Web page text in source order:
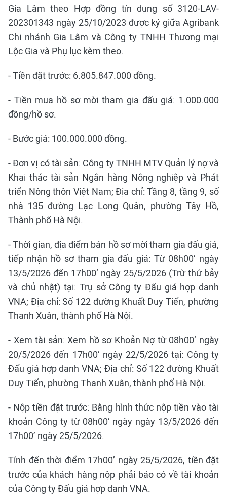
Gia Lâm theo Hợp đồng tín dụng số 3120-LAV-
202301343 ngày 25/10/2023 được ký giữa Agribank
Chi nhánh Gia Lâm và Công ty TNHH Thương mại
Lộc Gia và Phụ lục kèm theo.
- Tiền đặt trước: 6.805.847.000 đồng.
- Tiền mua hồ sơ mời tham gia đấu giá: 1.000.000
đồng/hồ sơ.
- Bước giá: 100.000.000 đồng.
- Đơn vị có tài sản: Công ty TNHH MTV Quản lý nợ và
Khai thác tài sản Ngân hàng Nông nghiệp và Phát
triển Nông thôn Việt Nam; Địa chỉ: Tầng 8, tầng 9, số
nhà 135 đường Lạc Long Quân, phường Tây Hồ,
Thành phố Hà Nội.
- Thời gian, địa điểm bán hồ sơ mời tham gia đấu giá,
tiếp nhận hồ sơ tham gia đấu giá: Từ 08h00’ ngày
13/5/2026 đến 17h00’ ngày 25/5/2026 (Trừ thứ bảy
và chủ nhật) tại: Trụ sở Công ty Đấu giá hợp danh
VNA; Địa chỉ: Số 122 đường Khuất Duy Tiến, phường
Thanh Xuân, thành phố Hà Nội.
- Xem tài sản: Xem hồ sơ Khoản Nợ từ 08h00’ ngày
20/5/2026 đến 17h00’ ngày 22/5/2026 tại: Công ty
Đấu giá hợp danh VNA; Địa chỉ: Số 122 đường Khuất
Duy Tiến, phường Thanh Xuân, thành phố Hà Nội.
- Nộp tiền đặt trước: Bằng hình thức nộp tiền vào tài
khoản Công ty từ 08h00’ ngày ngày 13/5/2026 đến
17h00’ ngày 25/5/2026.
Tính đến thời điểm 17h00’ ngày 25/5/2026, tiền đặt
trước của khách hàng nộp phải báo có về tài khoản
của Công ty Đấu giá hợp danh VNA.